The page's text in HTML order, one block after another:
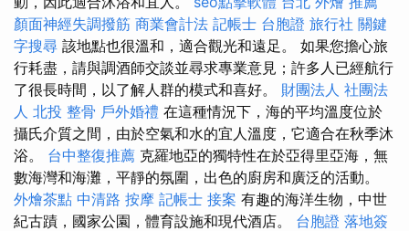
顏面神經失調撥筋 商業會計法 記帳士 台胞證 旅行社 關鍵
字搜尋 該地點也很溫和，適合觀光和遠足。 如果您擔心旅
行耗盡，請與調酒師交談並尋求專業意見；許多人已經航行
了很長時間，以了解人群的模式和喜好。 財團法人 社團法
人 北投 整骨 戶外婚禮 在這種情況下，海的平均溫度位於
攝氏介質之間，由於空氣和水的宜人溫度，它適合在秋季沐
浴。 台中整復推薦 克羅地亞的獨特性在於亞得里亞海，無
數海灣和海灘，平靜的氛圍，出色的廚房和廣泛的活動。
外燴茶點 中清路 按摩 記帳士 接案 有趣的海洋生物，中世
紀古蹟，國家公園，體育設施和現代酒店。 台胞證 落地簽